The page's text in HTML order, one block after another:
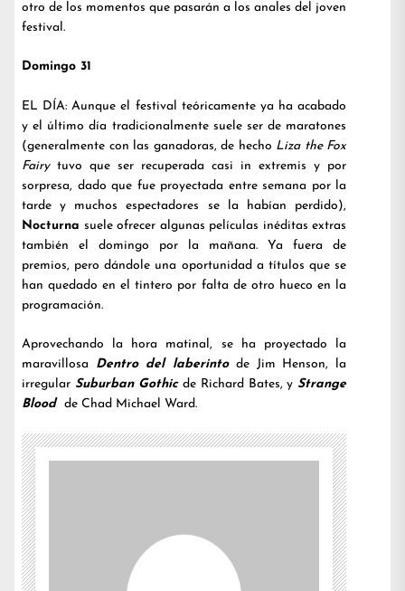
otro de los momentos que pasarán a los anales del joven
festival.
Domingo 31
EL DÍA: Aunque el festival teóricamente ya ha acabado
y el último día tradicionalmente suele ser de maratones
(generalmente con las ganadoras, de hecho Liza the Fox
Fairytuvo que ser recuperada casi in extremis y por
sorpresa, dado que fue proyectada entre semana por la
tarde y muchos espectadores se la habían perdido),
Nocturna suele ofrecer algunas películas inéditas extras
también el domingo por la mañana. Ya fuera de
premios, pero dándole una oportunidad a títulos que se
han quedado en el tintero por falta de otro hueco en la
programación.
Aprovechando la hora matinal, se ha proyectado la
maravillosa Dentro del laberintode Jim Henson, la
irregular Suburban Gothicde Richard Bates, y Strange
Blood de Chad Michael Ward.